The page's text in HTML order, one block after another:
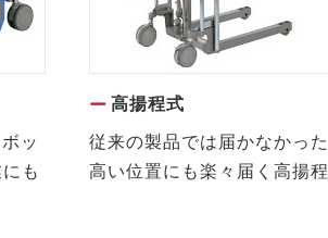
ッ
も
高揚程式
従来の製品では届かなかった
高い位置にも楽々届く高揚程